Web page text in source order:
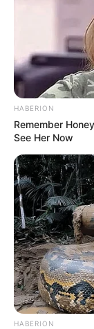
ΚΟΙΝΩΝΙΚΑ
FACEBOOK
YOUTUBE
EMAIL
HABERION
Remember
See Her Now
HABERION